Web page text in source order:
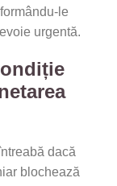
le
urgentă.
dacă
blochează